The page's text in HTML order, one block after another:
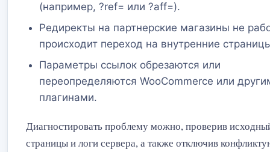
(например, ?ref= или ?aff=).
Редиректы на партнерские магазины не
происходит переход на внутренние
Параметры ссылок обрезаются или
переопределяются WooCommerce или
плагинами.
Диагностировать проблему можно, проверив
страницы и логи сервера, а также отключив